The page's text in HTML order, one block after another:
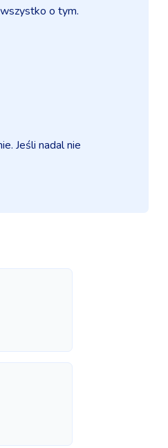
o tym.
Jeśli nadal nie